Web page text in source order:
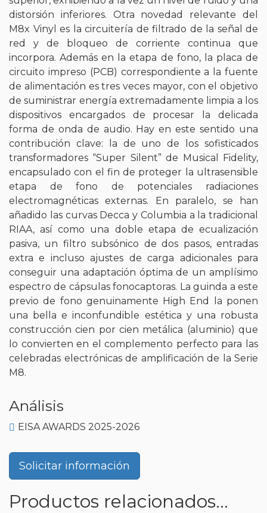
distorsión inferiores. Otra novedad relevante del
M8x Vinyl es la circuitería de filtrado de la señal de
red y de bloqueo de corriente continua que
incorpora. Además en la etapa de fono, la placa de
circuito impreso (PCB) correspondiente a la fuente
de alimentación es tres veces mayor, con el objetivo
de suministrar energía extremadamente limpia a los
dispositivos encargados de procesar la delicada
forma de onda de audio. Hay en este sentido una
contribución clave: la de uno de los sofisticados
transformadores “Super Silent” de Musical Fidelity,
encapsulado con el fin de proteger la ultrasensible
etapa de fono de potenciales radiaciones
electromagnéticas externas. En paralelo, se han
añadido las curvas Decca y Columbia a la tradicional
RIAA, así como una doble etapa de ecualización
pasiva, un filtro subsónico de dos pasos, entradas
extra e incluso ajustes de carga adicionales para
conseguir una adaptación óptima de un amplísimo
espectro de cápsulas fonocaptoras. La guinda a este
previo de fono genuinamente High End la ponen
una bella e inconfundible estética y una robusta
construcción cien por cien metálica (aluminio) que
lo convierten en el complemento perfecto para las
celebradas electrónicas de amplificación de la Serie
M8.
Análisis
EISA AWARDS 2025-2026
Solicitar información
Productos relacionados...